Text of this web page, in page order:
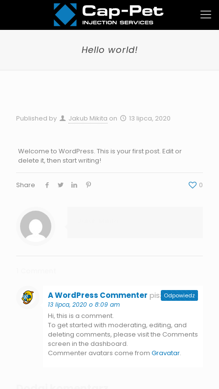
Hello world!
Published by Jakub Mikita on 13 lipca, 2020
Welcome to WordPress. This is your first post. Edit or
delete it, then start writing!
Share 0
A WordPress Commenter pisze:
13 lipca, 2020 o 8:09 am
Hi, this is a comment.
To get started with moderating, editing, and
deleting comments, please visit the Comments
screen in the dashboard.
Commenter avatars come from Gravatar.
Odpowiedz